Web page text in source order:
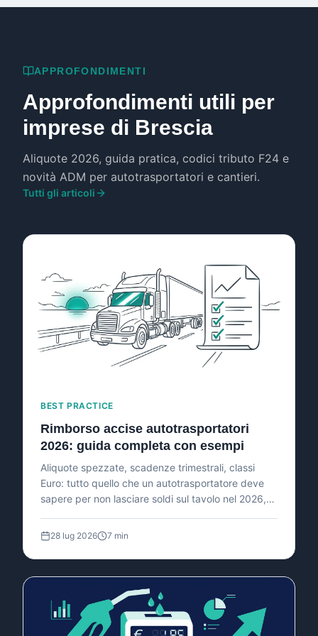
APPROFONDIMENTI
Approfondimenti utili per
imprese di Brescia
Aliquote 2026, guida pratica, codici tributo F24 e
novità ADM per autotrasportatori e cantieri.
Tutti gli articoli
BEST PRACTICE
Rimborso accise autotrasportatori
2026: guida completa con esempi
Aliquote spezzate, scadenze trimestrali, classi
Euro: tutto quello che un autotrasportatore deve
sapere per non lasciare soldi sul tavolo nel 2026,
28 lug 2026 7 min